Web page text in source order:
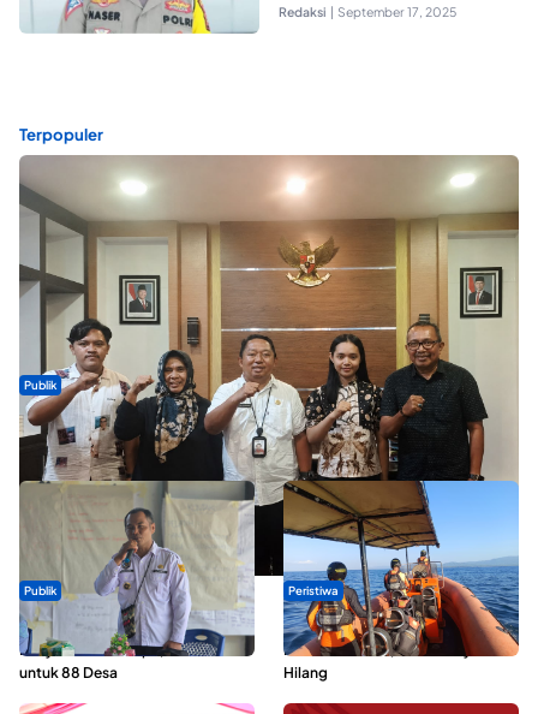
Redaksi | September 17, 2025
Terpopuler
Publik
Dua Talenta Muda Ternate Wakili Maluku Utara di Gita Bahana
Nusantara 2026
Publik
ABDESI Morotai Apresiasi
Penyaluran ADD Rp3,13 Miliar
untuk 88 Desa
Peristiwa
Dua Longboat Bertabrakan di
Perairan Taliabu, Satu Nelayan
Hilang